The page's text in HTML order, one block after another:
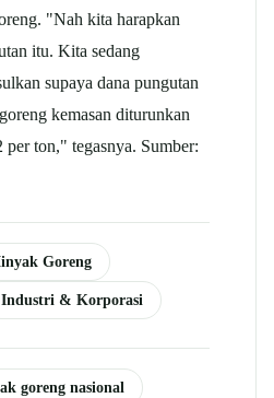
"Nah kita harapkan
itu. Kita sedang
supaya dana pungutan
kemasan diturunkan
ton," tegasnya. Sumber:
Goreng
Industri & Korporasi
goreng nasional